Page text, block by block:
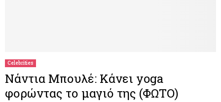
Celebrities
Νάντια Μπουλέ: Κάνει yoga
φορώντας το μαγιό της (ΦΩΤΟ)